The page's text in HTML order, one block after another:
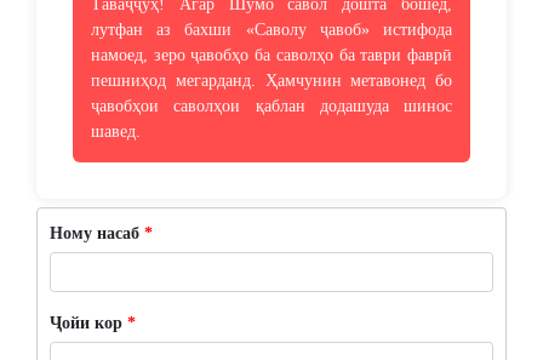
Таваҷҷуҳ! Агар Шумо савол дошта бошед,
лутфан аз бахши «Саволу ҷавоб» истифода
намоед, зеро ҷавобҳо ба саволҳо ба таври фаврӣ
пешниҳод мегарданд. Ҳамчунин метавонед бо
ҷавобҳои саволҳои қаблан додашуда шинос
шавед.
Ному насаб *
Ҷойи кор *